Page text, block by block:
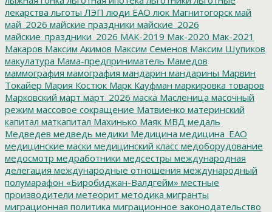
лекарства льготы ЛЭП люди ЕАО люк Магнитогорск май
май_2026 майские праздники майские_2026
майские_праздники_2026 МАК-2019 Мак-2020 Мак-2021
Макаров Максим Акимов Максим Семенов Максим Шупиков
макулатура Мама-предприниматель Мамедов
маммография мамография мандарин мандарины Марвин
Токайер Мария Костюк Марк Кауфман маркировка товаров
Марковский март март_2026 маска Масленица масочный
режим массовое сокращение Матвиенко материнский
капитал маткапитал Махинько Маяк МВД медаль
Медведев медведь медики Медицина медицина_ЕАО
медицинские маски медицинский класс медоборудование
медосмотр медработники медсестры международная
делегация международные отношения международный
полумарафон «Биробиджан-Валдгейм» местные
производители метеорит методика мигранты
миграционная политика миграционное законодательство